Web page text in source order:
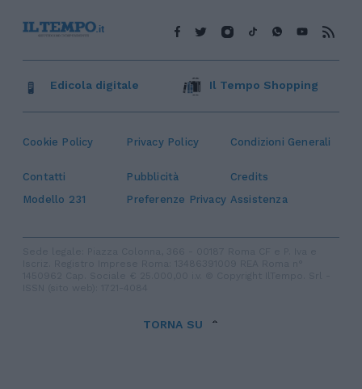
Cookie Policy Privacy Policy Condizioni Generali
Contatti Pubblicità
Credits
Modello 231
Preferenze Privacy Assistenza
Edicola digitale Il Tempo Shopping
TORNA SU